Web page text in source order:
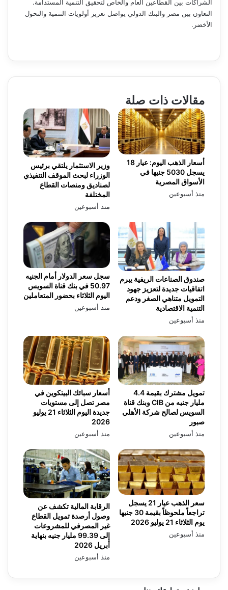
الشراكات بين القطاعين العام والخاص لتحقيق التنمية المستدامة.
التعاون بين مصر والبنك الدولي يواصل تعزيز أولويات التنمية والتحول
الأخضر.
مقالات ذات صلة
وزير الاستثمار يلتقي برئيس
الوزراء لبحث الموقف التنفيذي
لصناديق ومنصات القطاع
المختلفة
منذ أسبوعين
أسعار الذهب اليوم: عيار 18
يسجل 5030 جنيها في
الأسواق المصرية
منذ أسبوعين
سجل سعر الدولار أمام الجنيه
50.97 في بنك قناة السويس
اليوم الثلاثاء بحضور المتعاملين
منذ أسبوعين
صندوق الصناعات الريفية يبرم
اتفاقيات جديدة لتعزيز جهود
التمويل متناهي الصغر ودعم
التنمية الاقتصادية
منذ أسبوعين
أسعار سبائك البيتكوين في
مصر تصل إلى مستويات
جديدة اليوم الثلاثاء 21 يوليو
2026
منذ أسبوعين
تمويل مشترك بقيمة 4.4
مليار جنيه من CIB وبنك قناة
السويس لصالح شركة الأهلي
صبور
منذ أسبوعين
الرقابة المالية تكشف عن
وصول أرصدة تمويل القطاع
غير المصرفي للمشروعات
إلى 99.39 مليار جنيه بنهاية
أبريل 2026
منذ أسبوعين
سعر الذهب عيار 21 يسجل
تراجعاً ملحوظاً بقيمة 30 جنيها
يوم الثلاثاء 21 يوليو 2026
منذ أسبوعين